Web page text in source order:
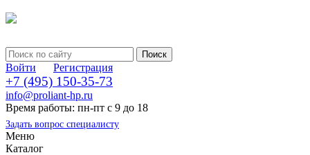
Войти Регистрация
+7 (495) 150-35-73
info@proliant-hp.ru
Время работы: пн-пт с 9 до 18
Задать вопрос специалисту
Меню
Каталог